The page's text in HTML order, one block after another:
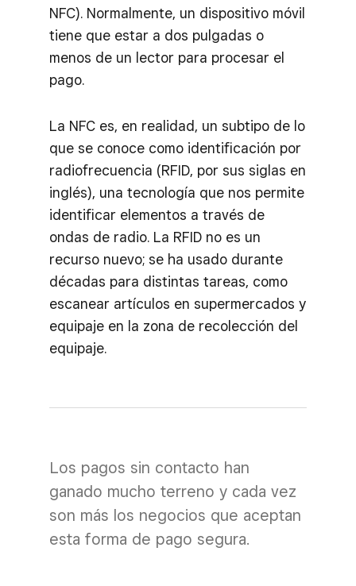
NFC). Normalmente, un dispositivo móvil
tiene que estar a dos pulgadas o
menos de un lector para procesar el
pago.
La NFC es, en realidad, un subtipo de lo
que se conoce como identificación por
radiofrecuencia (RFID, por sus siglas en
inglés), una tecnología que nos permite
identificar elementos a través de
ondas de radio. La RFID no es un
recurso nuevo; se ha usado durante
décadas para distintas tareas, como
escanear artículos en supermercados y
equipaje en la zona de recolección del
equipaje.
Los pagos sin contacto han
ganado mucho terreno y cada vez
son más los negocios que aceptan
esta forma de pago segura.